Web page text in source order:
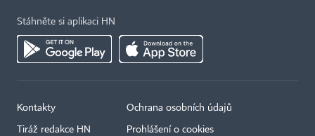
Stáhněte si aplikaci HN
Kontakty
Tiráž redakce HN
Ochrana osobních údajů
Prohlášení o cookies